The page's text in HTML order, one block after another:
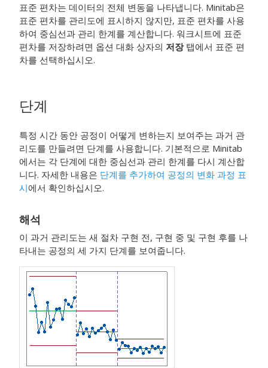
표준 편차는 데이터의 전체 변동을 나타냅니다. Minitab은
표준 편차를 관리도에 표시하지 않지만, 표준 편차를 사용
하여 중심선과 관리 한계를 계산합니다. 워크시트에 표준
편차를 저장하려면 옵션 대화 상자의 저장탭에서 표준 편
차를 선택하십시오.
단계
특정 시간 동안 공정이 어떻게 변하는지 보여주는 과거 관
리도를 만들려면 단계를 사용합니다. 기본적으로 Minitab
에서는 각 단계에 대한 중심선과 관리 한계를 다시 계산합
니다. 자세한 내용은 단계를 추가하여 공정의 변화 과정 표
시에서 확인하십시오.
해석
이 과거 관리도는 새 절차 구현 전, 구현 중 및 구현 후를 나
타내는 공정의 세 가지 단계를 보여줍니다.